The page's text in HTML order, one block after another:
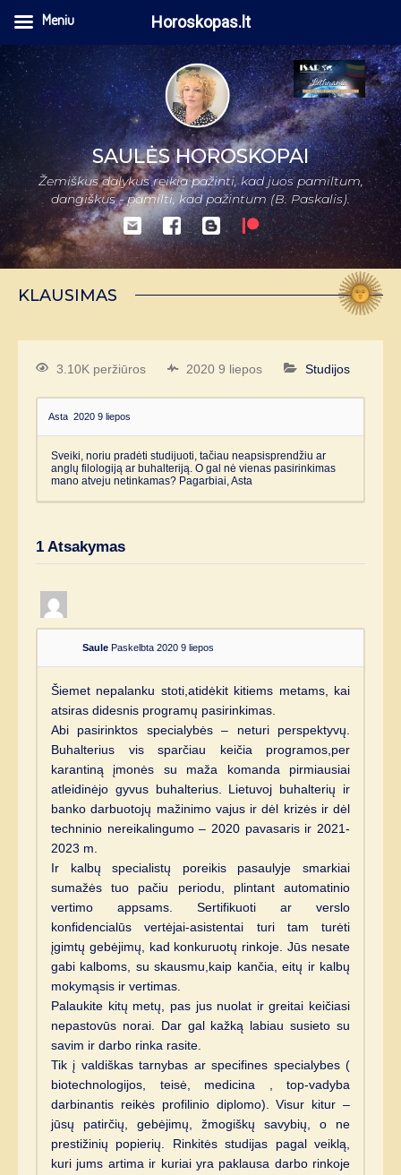
SAULĖS HOROSKOPAI
Žemiškus dalykus reikia pažinti, kad juos pamiltum,
dangiškus - pamilti, kad pažintum (B. Paskalis).
KLAUSIMAS
3.10K peržiūros 2020 9 liepos Studijos
Asta 2020 9 liepos
Sveiki, noriu pradėti studijuoti, tačiau neapsisprendžiu ar
anglų filologiją ar buhalteriją. O gal nė vienas pasirinkimas
mano atveju netinkamas? Pagarbiai, Asta
1 Atsakymas
Saule Paskelbta 2020 9 liepos
Šiemet nepalanku stoti,atidėkit kitiems metams, kai
atsiras didesnis programų pasirinkimas.
Abi pasirinktos specialybės – neturi perspektyvų.
Buhalterius vis sparčiau keičia programos,per
karantiną įmonės su maža komanda pirmiausiai
atleidinėjo gyvus buhalterius. Lietuvoj buhalterių ir
banko darbuotojų mažinimo vajus ir dėl krizės ir dėl
techninio nereikalingumo – 2020 pavasaris ir 2021-
2023 m.
Ir kalbų specialistų poreikis pasaulyje smarkiai
sumažės tuo pačiu periodu, plintant automatinio
vertimo appsams. Sertifikuoti ar verslo
konfidencialūs vertėjai-asistentai turi tam turėti
įgimtų gebėjimų, kad konkuruotų rinkoje. Jūs nesate
gabi kalboms, su skausmu,kaip kančia, eitų ir kalbų
mokymąsis ir vertimas.
Palaukite kitų metų, pas jus nuolat ir greitai keičiasi
nepastovūs norai. Dar gal kažką labiau susieto su
savim ir darbo rinka rasite.
Tik į valdiškas tarnybas ar specifines specialybes (
biotechnologijos, teisė, medicina , top-vadyba
darbinantis reikės profilinio diplomo). Visur kitur –
jūsų patirčių, gebėjimų, žmogiškų savybių, o ne
prestižinių popierių. Rinkitės studijas pagal veiklą,
kuri jums artima ir kuriai yra paklausa darbo rinkoje
Meniu Horoskopas.lt